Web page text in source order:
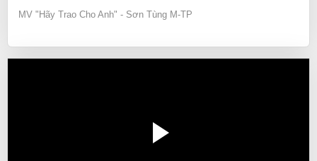
MV "Hãy Trao Cho Anh" - Sơn Tùng M-TP